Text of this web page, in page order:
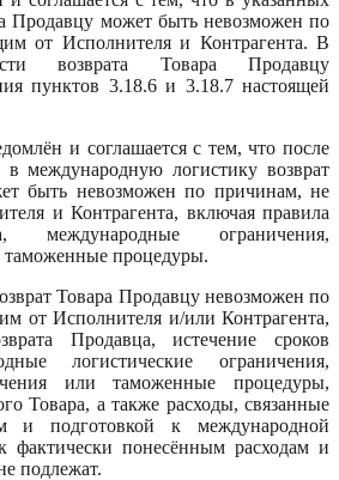
Продавцу может быть невозможен по
от Исполнителя и Контрагента. В
возврата Товара Продавцу
пунктов 3.18.6 и 3.18.7 настоящей
и соглашается с тем, что после
в международную логистику возврат
быть невозможен по причинам, не
и Контрагента, включая правила
международные ограничения,
процедуры.
Товара Продавцу невозможен по
от Исполнителя и/или Контрагента,
Продавца, истечение сроков
логистические ограничения,
или таможенные процедуры,
Товара, а также расходы, связанные
и подготовкой к международной
фактически понесённым расходам и
подлежат.